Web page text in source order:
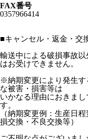
FAX番号
0357966414
■キャンセル・返金・交
輸送中による破損事故
はお受けできません。
※納期変更により発生す
な被害・損害等は
いかなる理由におきま
す。
（納期変更例：生産日
損交換・不良交換等）